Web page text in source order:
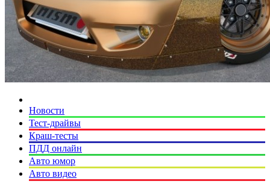
Новости
Тест-драйвы
Краш-тесты
ПДД онлайн
Авто юмор
Авто видео